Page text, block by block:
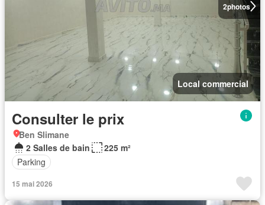
2photos
Local commercial
Consulter le prix
Ben Slimane
2 Salles de bain
225 m²
Parking
15 mai 2026